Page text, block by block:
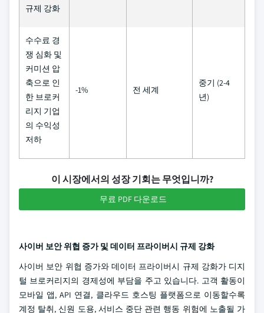
규제 강화
수수료 경
쟁 심화 및
커미션 압
축으로 인
한 브로커
리지 기업
의 수익성
저하
-1% 전 세계
중기 (2-4
년)
이 시장에서의 성장 기회는 무엇입니까?
무료 PDF 다운로드
사이버 보안 위협 증가 및 데이터 프라이버시 규제 강화
사이버 보안 위협 증가와 데이터 프라이버시 규제 강화가 디지
털 브로커리지의 경제성에 부담을 주고 있습니다. 고객 활동이
모바일 앱, API 연결, 클라우드 호스팅 플랫폼으로 이동할수록
계정 탈취, 신원 도용, 서비스 중단 관련 행동 위험에 노출될 가